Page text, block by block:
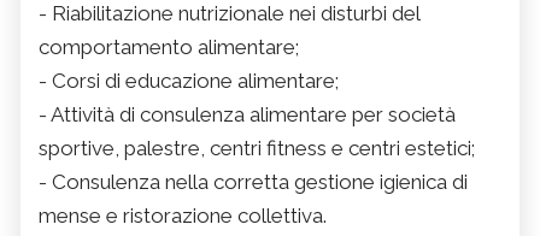
- Riabilitazione nutrizionale nei disturbi del
comportamento alimentare;
- Corsi di educazione alimentare;
- Attività di consulenza alimentare per società
sportive, palestre, centri fitness e centri estetici;
- Consulenza nella corretta gestione igienica di
mense e ristorazione collettiva.